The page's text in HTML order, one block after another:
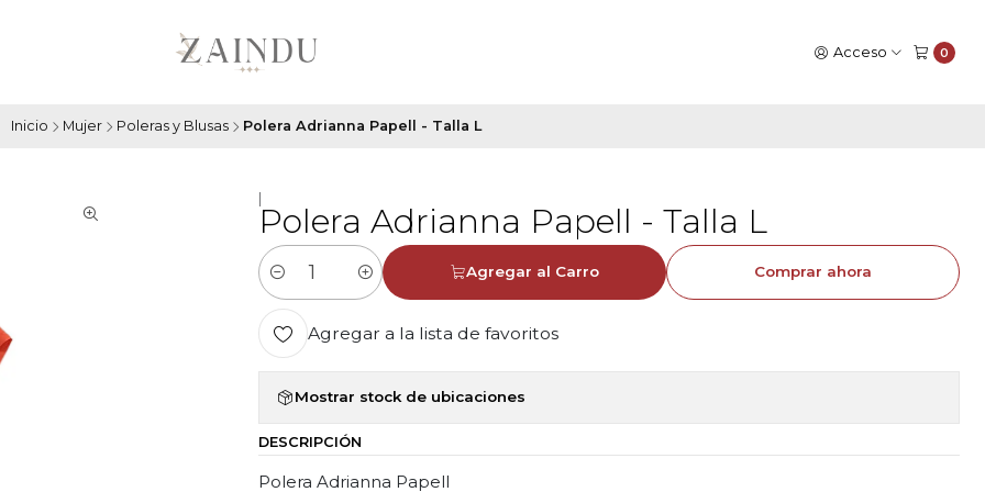
Acceso 0
Inicio Mujer Poleras y Blusas Polera Adrianna Papell - Talla L
Polera Adrianna Papell - Talla L
Cantidad
Agregar al Carro Comprar ahora
Agregar a la lista de favoritos
Mostrar stock de ubicaciones
DESCRIPCIÓN
Polera Adrianna Papell